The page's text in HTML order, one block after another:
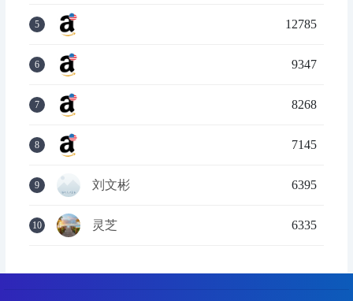
5 12785
6 9347
7 8268
8 7145
9 刘文彬 6395
10 灵芝 6335